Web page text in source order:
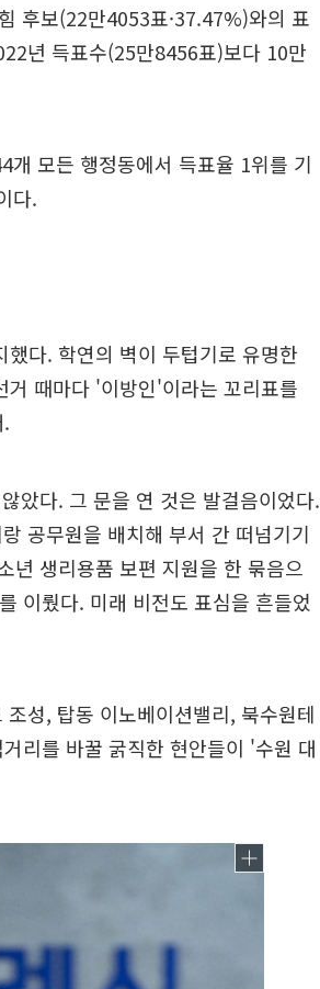
후보(22만4053표·37.47%)와의 표
년 득표수(25만8456표)보다 10만
개 모든 행정동에서 득표율 1위를 기
다.
다. 학연의 벽이 두텁기로 유명한
때마다 '이방인'이라는 꼬리표를
았다. 그 문을 연 것은 발걸음이었다.
공무원을 배치해 부서 간 떠넘기기
년 생리용품 보편 지원을 한 묶음으
이뤘다. 미래 비전도 표심을 흔들었
성, 탑동 이노베이션밸리, 북수원테
리를 바꿀 굵직한 현안들이 '수원 대